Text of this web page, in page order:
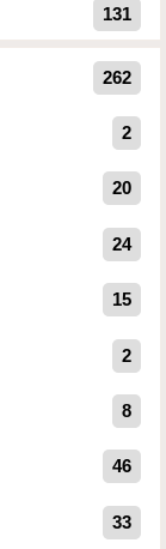
131
262
2
20
24
15
2
8
46
33